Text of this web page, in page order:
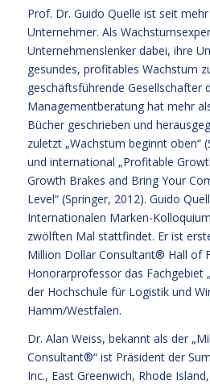
Prof. Dr. Guido Quelle ist seit mehr
Unternehmer. Als
Unternehmenslenker dabei, ihre
gesundes, profitables Wachstum
geschäftsführende Gesellschafter
Managementberatung hat mehr
Bücher geschrieben und
zuletzt „Wachstum beginnt oben“
und international „Profitable
Growth Brakes and Bring Your
Level“ (Springer, 2012). Guido
Internationalen Marken-
zwölften Mal stattfindet. Er ist
Million Dollar Consultant® Hall of
Honorarprofessor das Fachgebiet
der Hochschule für Logistik und
Hamm/Westfalen.
Dr. Alan Weiss, bekannt als der
Consultant®“ ist Präsident der
Inc., East Greenwich, Rhode